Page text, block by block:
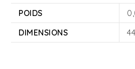
POIDS
DIMENSIONS